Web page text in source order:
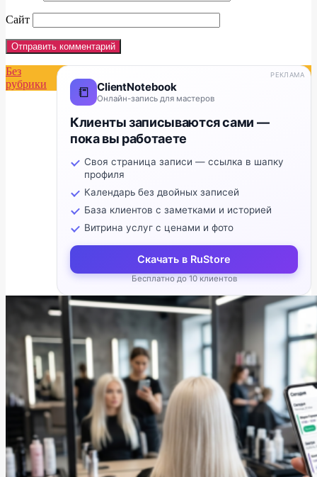
Сайт
📒 ClientNotebook
Онлайн-запись для мастеров
Клиенты записываются сами —
пока вы работаете
Своя страница записи — ссылка в шапку
профиля
Календарь без двойных записей
База клиентов с заметками и историей
Витрина услуг с ценами и фото
Скачать в RuStore
Бесплатно до 10 клиентов
РЕКЛАМА
Без
рубрики